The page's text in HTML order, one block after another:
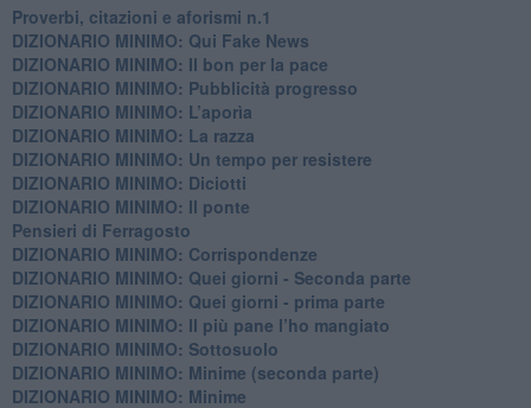
​Proverbi, citazioni e aforismi n.1
DIZIONARIO MINIMO: Qui Fake News
DIZIONARIO MINIMO: ​Il bon per la pace
DIZIONARIO MINIMO: Pubblicità progresso
DIZIONARIO MINIMO: L’aporìa
DIZIONARIO MINIMO: La razza
DIZIONARIO MINIMO: Un tempo per resistere
DIZIONARIO MINIMO: Diciotti
DIZIONARIO MINIMO: Il ponte
Pensieri di Ferragosto
DIZIONARIO MINIMO: Corrispondenze
DIZIONARIO MINIMO: Quei giorni - Seconda parte
DIZIONARIO MINIMO: Quei giorni - prima parte
DIZIONARIO MINIMO: Il più pane l’ho mangiato
DIZIONARIO MINIMO: Sottosuolo
DIZIONARIO MINIMO: Minime (seconda parte)
DIZIONARIO MINIMO: Minime